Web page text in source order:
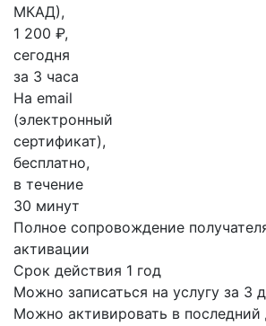
МКАД),
1 200 ₽,
сегодня
за 3 часа
На email
(электронный
сертификат),
бесплатно,
в течение
30 минут
Полное сопровождение
активации
Срок действия 1 год
Можно записаться на услугу за 3
Можно активировать в последний